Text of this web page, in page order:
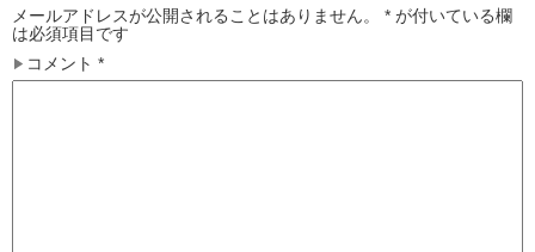
メールアドレスが公開されることはありません。
* が付いている欄
は必須項目です
コメント *